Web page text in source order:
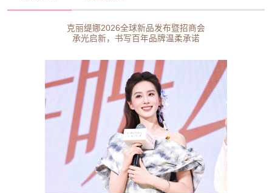
克丽缇娜2026全球新品发布暨招商会
承光启新，书写百年品牌温柔承诺